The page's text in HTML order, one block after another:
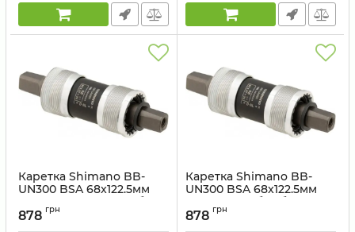
Каретка Shimano BB-
UN300 BSA 68x122.5мм
(123 мм) під квадрат без
болтів
Артикул: EBBUN300B23X
878 грн
Каретка Shimano BB-
UN300 BSA 68x122.5мм
під квадрат без болтів
Артикул:
878 грн